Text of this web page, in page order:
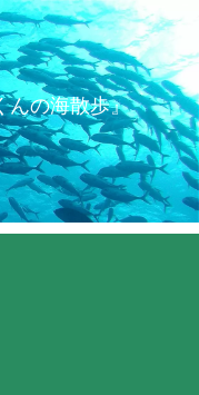
んの海散歩』